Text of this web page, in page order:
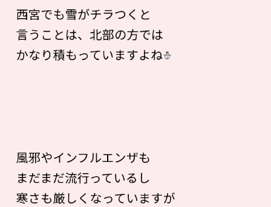
西宮でも雪がチラつくと
言うことは、北部の方では
かなり積もっていますよね
風邪やインフルエンザも
まだまだ流行っているし
寒さも厳しくなっていますが